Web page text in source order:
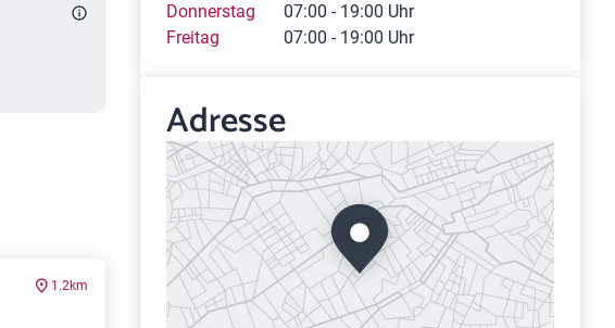
1.2km
Donnerstag
07:00 - 19:00 Uhr
Freitag
07:00 - 19:00 Uhr
Adresse